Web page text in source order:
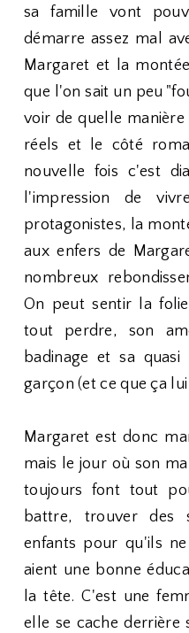
sa famille vont
démarre assez mal
Margaret et la
que l'on sait un peu
voir de quelle
réels et le côté
nouvelle fois c'est
l'impression de
protagonistes, la
aux enfers de
nombreux
On peut sentir la
tout perdre, son
badinage et sa
garçon (et ce que ça lui
Margaret est donc
mais le jour où son
toujours font tout
battre, trouver des
enfants pour qu'ils
aient une bonne
la tête. C'est une
elle se cache